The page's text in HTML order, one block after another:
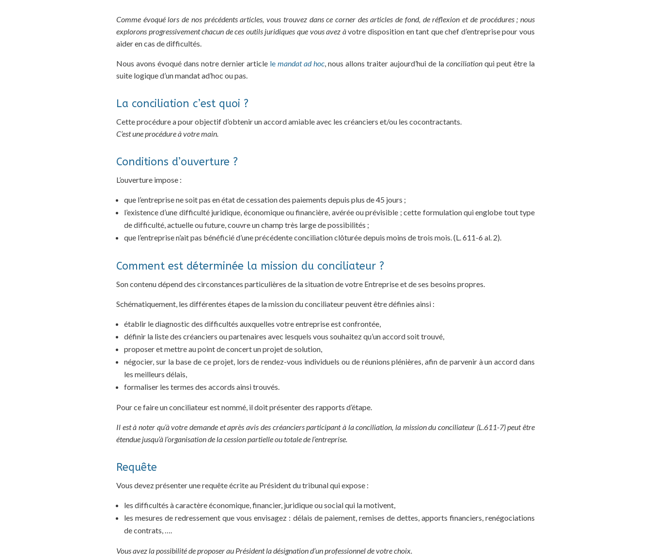
Comme évoqué lors de nos précédents articles, vous trouvez dans ce corner des articles de fond, de réflexion et de procédures ; nous
explorons progressivement chacun de ces outils juridiques que vous avez àvotre disposition en tant que chef d’entreprise pour vous
aider en cas de difficultés.
Nous avons évoqué dans notre dernier article le mandat ad hoc, nous allons traiter aujourd’hui de la conciliation qui peut être la
suite logique d’un mandat ad’hoc ou pas.
La conciliation c’est quoi ?
Cette procédure a pour objectif d’obtenir un accord amiable avec les créanciers et/ou les cocontractants.
C’est une procédure à votre main.
Conditions d’ouverture ?
L’ouverture impose :
que l’entreprise ne soit pas en état de cessation des paiements depuis plus de 45 jours ;
l’existence d’une difficulté juridique, économique ou financière, avérée ou prévisible ; cette formulation qui englobe tout type
de difficulté, actuelle ou future, couvre un champ très large de possibilités ;
que l’entreprise n’ait pas bénéficié d’une précédente conciliation clôturée depuis moins de trois mois. (L. 611-6 al. 2).
Comment est déterminée la mission du conciliateur ?
Son contenu dépend des circonstances particulières de la situation de votre Entreprise et de ses besoins propres.
Schématiquement, les différentes étapes de la mission du conciliateur peuvent être définies ainsi :
établir le diagnostic des difficultés auxquelles votre entreprise est confrontée,
définir la liste des créanciers ou partenaires avec lesquels vous souhaitez qu’un accord soit trouvé,
proposer et mettre au point de concert un projet de solution,
négocier, sur la base de ce projet, lors de rendez-vous individuels ou de réunions plénières, afin de parvenir à un accord dans
les meilleurs délais,
formaliser les termes des accords ainsi trouvés.
Pour ce faire un conciliateur est nommé, il doit présenter des rapports d’étape.
Il est à noter qu’à votre demande et après avis des créanciers participant à la conciliation, la mission du conciliateur (L.611-7) peut être
étendue jusqu’à l’organisation de la cession partielle ou totale de l’entreprise.
Requête
Vous devez présenter une requête écrite au Président du tribunal qui expose :
les difficultés à caractère économique, financier, juridique ou social qui la motivent,
les mesures de redressement que vous envisagez : délais de paiement, remises de dettes, apports financiers, renégociations
de contrats, ….
Vous avez la possibilité de proposer au Président la désignation d’un professionnel de votre choix.